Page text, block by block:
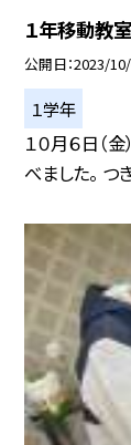
１年移動教
公開日 2023/
１学年
１０月６日（
べました。 つ